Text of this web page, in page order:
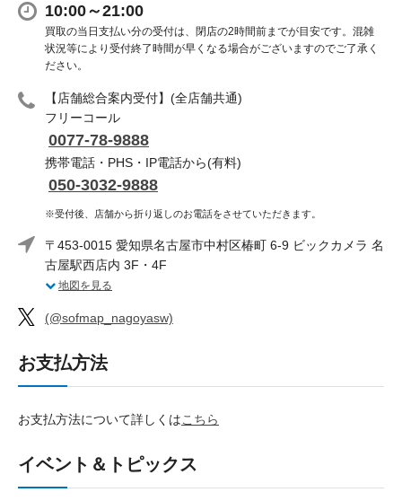
10:00～21:00
買取の当日支払い分の受付は、閉店の2時間前までが目安です。混雑
状況等により受付終了時間が早くなる場合がございますのでご了承く
ださい。
【店舗総合案内受付】(全店舗共通)
フリーコール
0077-78-9888
携帯電話・PHS・IP電話から(有料)
050-3032-9888
※受付後、店舗から折り返しのお電話をさせていただきます。
〒453-0015 愛知県名古屋市中村区椿町 6-9 ビックカメラ 名
古屋駅西店内 3F・4F
地図を見る
(@sofmap_nagoyasw)
お支払方法
お支払方法について詳しくはこちら
イベント＆トピックス